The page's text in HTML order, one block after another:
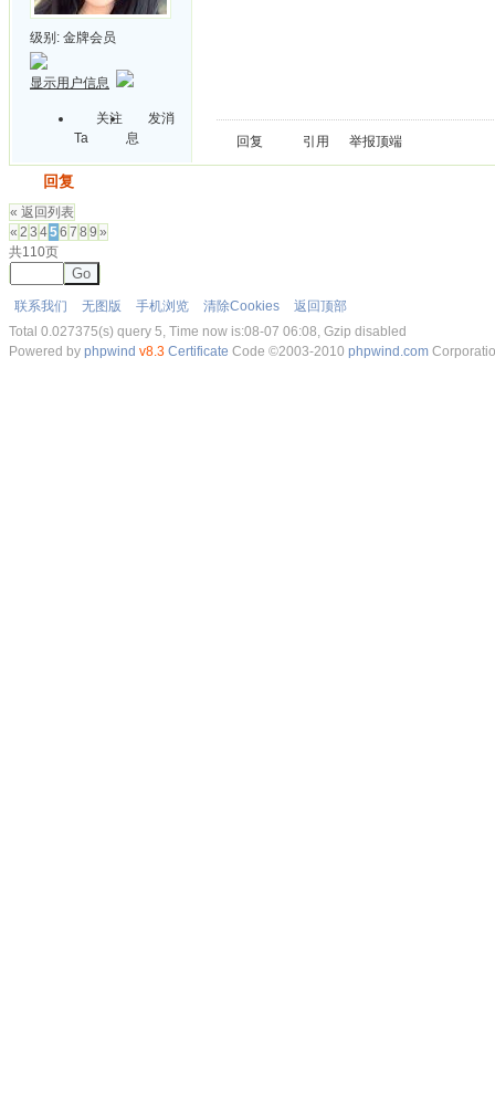
级别: 金牌会员
显示用户信息
关注
Ta
发消
息
回复 引用 举报顶端
回复
« 返回列表
« 2 3 456 7 8 9 »
共110页
Go
联系我们 无图版 手机浏览 清除Cookies
返回顶部
Total 0.027375(s) query 5, Time now is:08-07 06:08, Gzip disabled
Powered by phpwind v8.3 Certificate Code ©2003-2010 phpwind.com